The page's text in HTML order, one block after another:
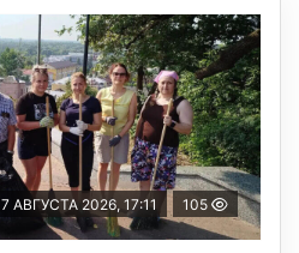
7 АВГУСТА 2026, 17:11 105